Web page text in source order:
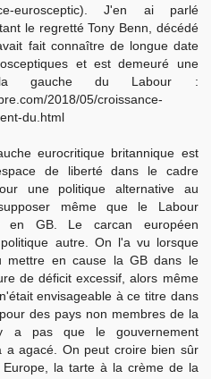
eurosceptic). J'en ai parlé
le regretté Tony Benn, décédé
fait connaître de longue date
et est demeuré une
gauche du Labour :
2018/05/croissance-
du.html
eurocritique britannique est
de liberté dans le cadre
une politique alternative au
même que le Labour
en GB. Le carcan européen
autre. On l'a vu lorsque
mettre en cause la GB dans le
de déficit excessif, alors même
envisageable à ce titre dans
des pays non membres de la
a pas que le gouvernement
a agacé. On peut croire bien sûr
la tarte à la crème de la